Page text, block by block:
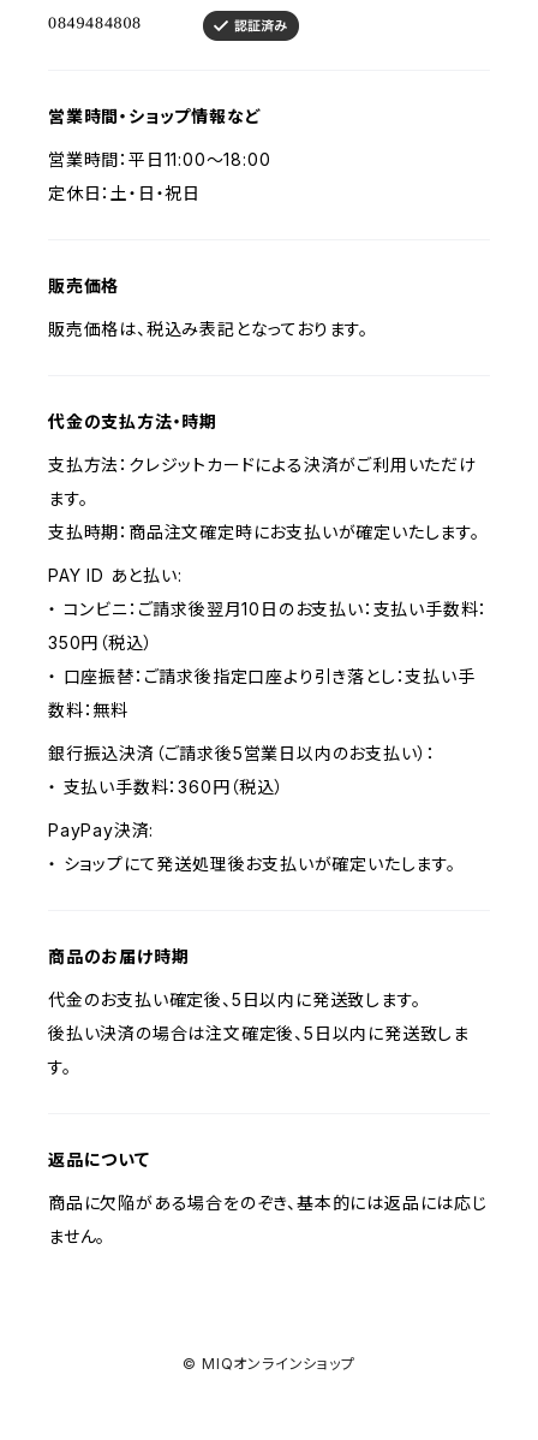
営業時間・ショップ情報など
営業時間：平日11:00～18:00
定休日：土・日・祝日
販売価格
販売価格は、税込み表記となっております。
代金の支払方法・時期
支払方法：クレジットカードによる決済がご利用いただけ
ます。
支払時期：商品注文確定時にお支払いが確定いたします。
PAY ID あと払い:
・ コンビニ：ご請求後翌月10日のお支払い：支払い手数料：
350円（税込）
・ 口座振替：ご請求後指定口座より引き落とし：支払い手
数料：無料
銀行振込決済（ご請求後5営業日以内のお支払い）：
・ 支払い手数料：360円（税込）
PayPay決済:
・ ショップにて発送処理後お支払いが確定いたします。
商品のお届け時期
代金のお支払い確定後、5日以内に発送致します。
後払い決済の場合は注文確定後、5日以内に発送致しま
す。
返品について
商品に欠陥がある場合をのぞき、基本的には返品には応じ
ません。
© MIQオンラインショップ